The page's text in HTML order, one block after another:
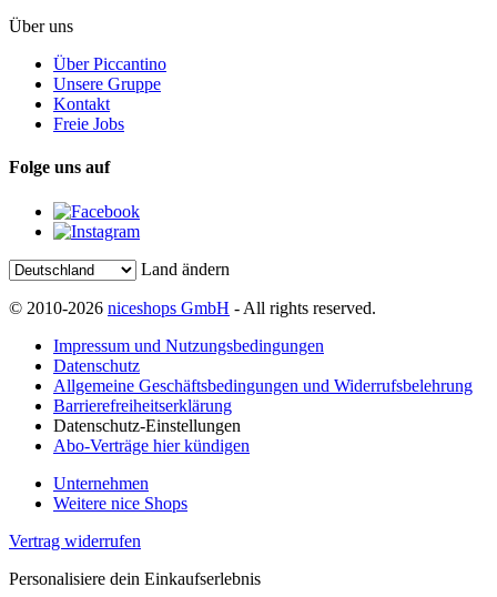
Über uns
Über Piccantino
Unsere Gruppe
Kontakt
Freie Jobs
Folge uns auf
Land ändern
© 2010-2026 niceshops GmbH - All rights reserved.
Impressum und Nutzungsbedingungen
Datenschutz
Allgemeine Geschäftsbedingungen und Widerrufsbelehrung
Barrierefreiheitserklärung
Datenschutz-Einstellungen
Abo-Verträge hier kündigen
Unternehmen
Weitere nice Shops
Vertrag widerrufen
Personalisiere dein Einkaufserlebnis